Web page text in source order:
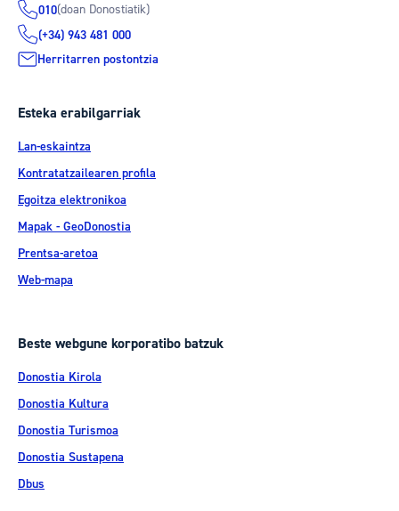
010(doan Donostiatik)
(+34) 943 481 000
Herritarren postontzia
Esteka erabilgarriak
Lan-eskaintza
Kontratatzailearen profila
Egoitza elektronikoa
Mapak - GeoDonostia
Prentsa-aretoa
Web-mapa
Beste webgune korporatibo batzuk
Donostia Kirola
Donostia Kultura
Donostia Turismoa
Donostia Sustapena
Dbus